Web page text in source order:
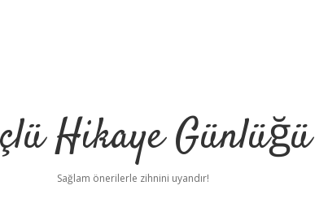
Hikaye Günlüğü
Sağlam önerilerle zihnini uyandır!